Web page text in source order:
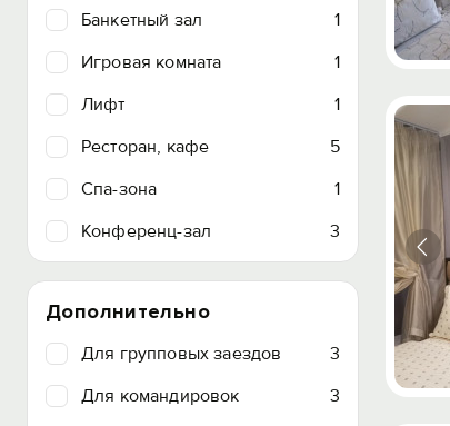
Банкетный зал
1
Игровая комната
1
Лифт
1
Ресторан, кафе
5
Спа-зона
1
Конференц-зал
3
Дополнительно
Для групповых заездов
3
Для командировок
3